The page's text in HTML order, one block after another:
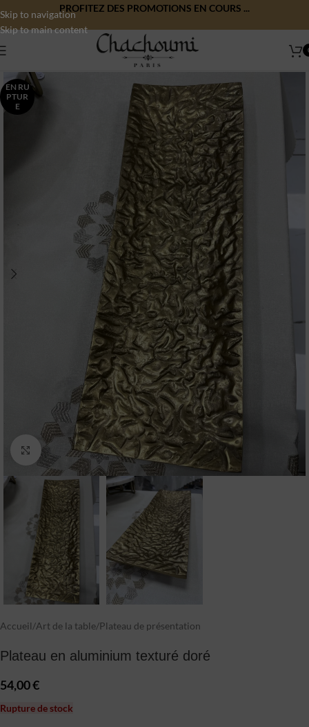
Skip to navigation
Skip to main content
PROFITEZ DES PROMOTIONS EN COURS ...
EN RU
PTUR
E
Click to enlarge
Accueil/Art de la table/Plateau de présentation
Plateau en aluminium texturé doré
54,00€
Rupture de stock